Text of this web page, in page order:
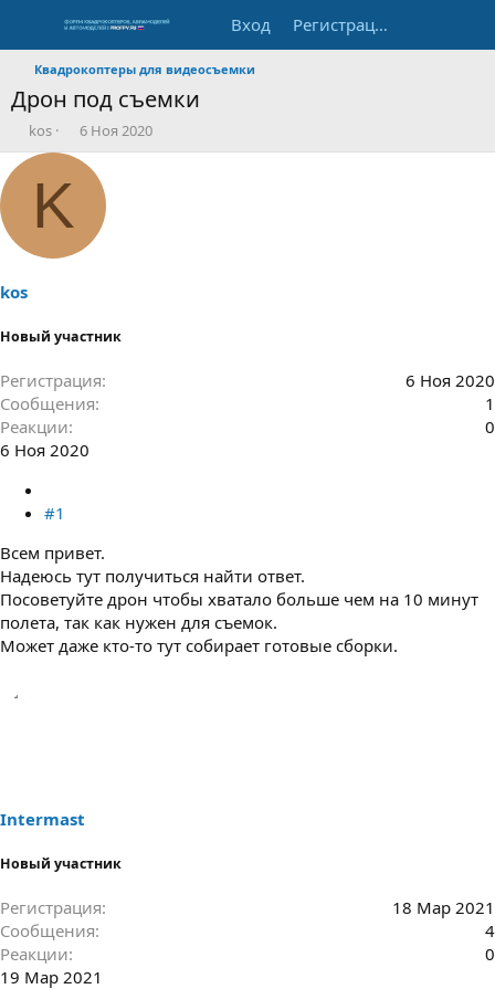
Вход Регистрация
Квадрокоптеры для видеосъемки
Дрон под съемки
А
в
е
kos
Д
а
т
ч
6 Ноя 2020
K
kos
Новый участник
Регистрация
6 Ноя 2020
Сообщения
1
Реакции
0
6 Ноя 2020
#1
Всем привет.
Надеюсь тут получиться найти ответ.
Посоветуйте дрон чтобы хватало больше чем на 10 минут
полета, так как нужен для съемок.
Может даже кто-то тут собирает готовые сборки.
Intermast
Новый участник
Регистрация
18 Мар 2021
Сообщения
4
Реакции
0
19 Мар 2021